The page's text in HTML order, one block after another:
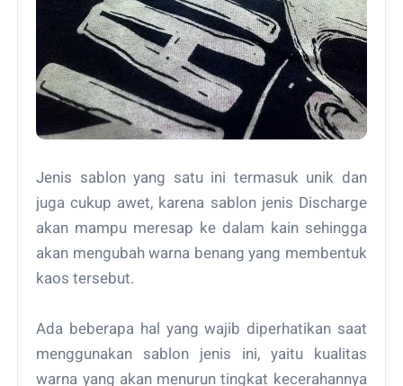
Jenis sablon yang satu ini termasuk unik dan
juga cukup awet, karena sablon jenis Discharge
akan mampu meresap ke dalam kain sehingga
akan mengubah warna benang yang membentuk
kaos tersebut.
Ada beberapa hal yang wajib diperhatikan saat
menggunakan sablon jenis ini, yaitu kualitas
warna yang akan menurun tingkat kecerahannya